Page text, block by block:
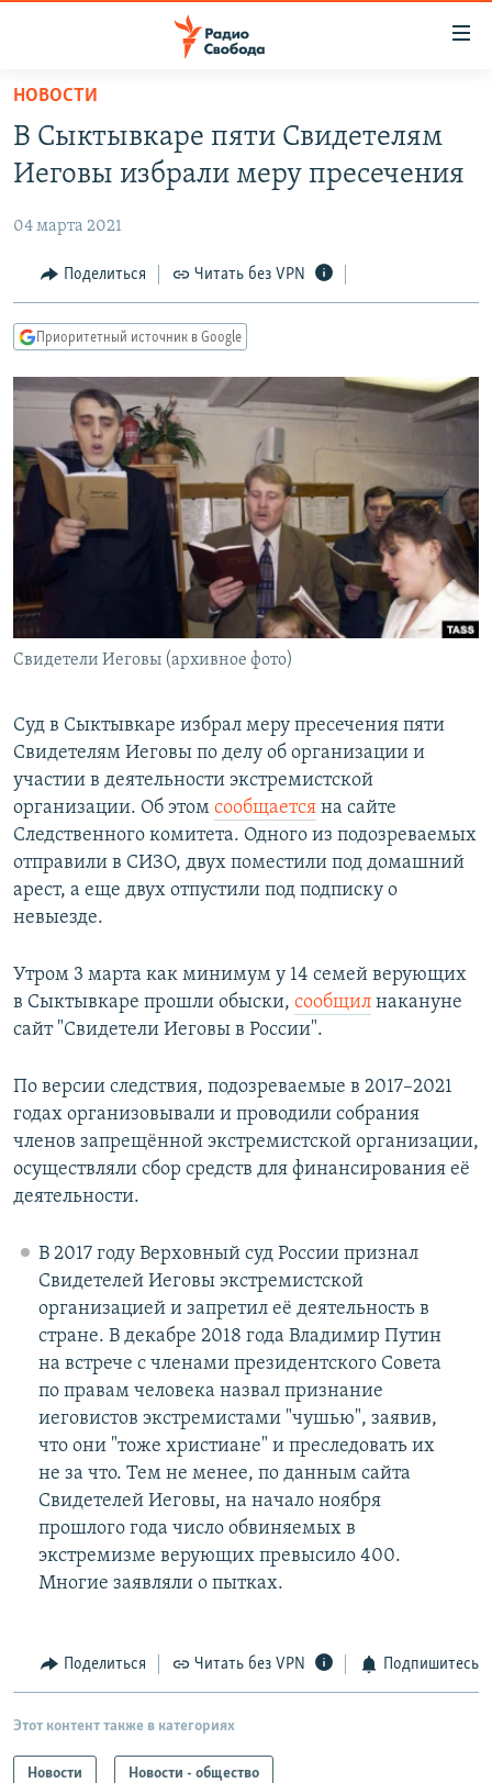
упрощенного
доступа
Вернуться
основному
Вернутся
главной
навигации
Вернутся
АВТОРСКИЕ ПРОЕКТЫ
ЦИТАТЫ СВОБОДЫ
МНЕНИЯ
IDEL.РЕАЛИИ
КАВКАЗ.РЕАЛИИ
СЕВЕР.РЕАЛИИ
СИБИРЬ.РЕАЛИИ
РАСПИСАНИЕ ВЕЩАНИЯ
ПОДПИШИТЕСЬ НА РАССЫЛКУ
СОЦИАЛЬНЫЕ СЕТИ
Все сайты РСЕ/РС
НОВОСТИ
В Сыктывкаре пяти Свидетелям
Иеговы избрали меру пресечения
04 марта 2021
Поделиться Читать без VPN
Приоритетный источник в Google
Свидетели Иеговы (архивное фото)
Суд в Сыктывкаре избрал меру пресечения пяти
Свидетелям Иеговы по делу об организации и
участии в деятельности экстремистской
организации. Об этом сообщается на сайте
Следственного комитета. Одного из подозреваемых
отправили в СИЗО, двух поместили под домашний
арест, а еще двух отпустили под подписку о
невыезде.
Утром 3 марта как минимум у 14 семей верующих
в Сыктывкаре прошли обыски, сообщил накануне
сайт "Свидетели Иеговы в России".
По версии следствия, подозреваемые в 2017–2021
годах организовывали и проводили собрания
членов запрещённой экстремистской организации,
осуществляли сбор средств для финансирования её
деятельности.
В 2017 году Верховный суд России признал
Свидетелей Иеговы экстремистской
организацией и запретил её деятельность в
стране. В декабре 2018 года Владимир Путин
на встрече с членами президентского Совета
по правам человека назвал признание
иеговистов экстремистами "чушью", заявив,
что они "тоже христиане" и преследовать их
не за что. Тем не менее, по данным сайта
Свидетелей Иеговы, на начало ноября
прошлого года число обвиняемых в
экстремизме верующих превысило 400.
Многие заявляли о пытках.
Поделиться Читать без VPN Подпишитесь
Этот контент также в категориях
Новости Новости - общество